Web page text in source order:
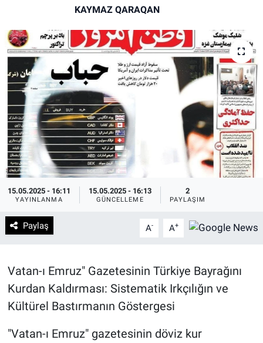
KAYMAZ QARAQAN
15.05.2025 - 16:11
YAYINLANMA
15.05.2025 - 16:13
GÜNCELLEME
2
PAYLAŞIM
Paylaş A- A+
Vatan-ı Emruz" Gazetesinin Türkiye Bayrağını
Kurdan Kaldırması: Sistematik Irkçılığın ve
Kültürel Bastırmanın Göstergesi
"Vatan-ı Emruz" gazetesinin döviz kur